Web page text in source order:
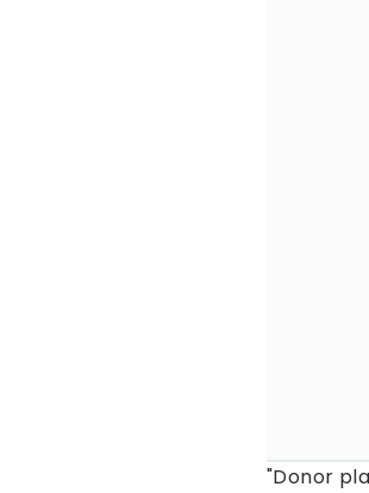
"Donor